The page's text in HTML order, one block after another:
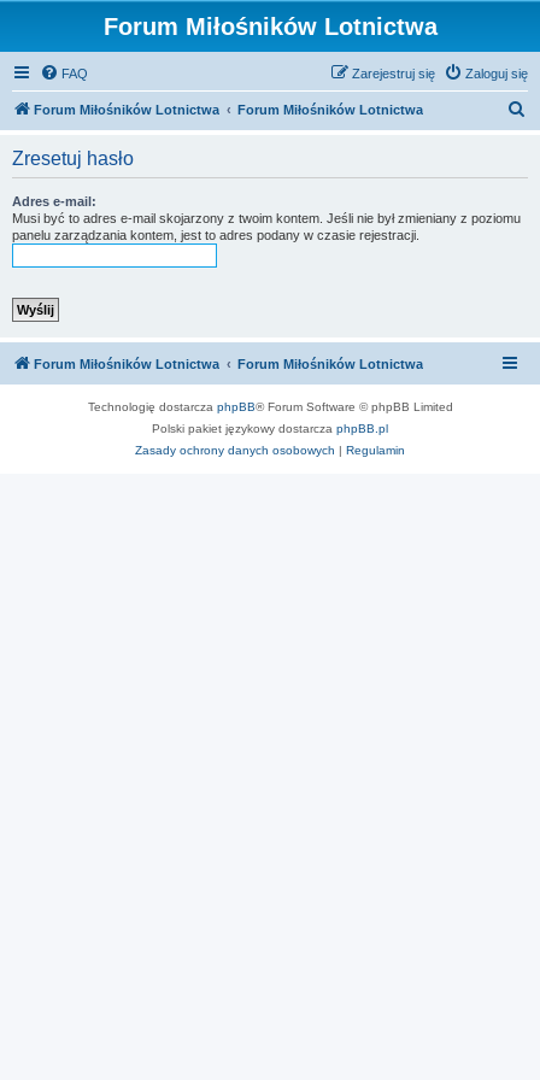
Forum Miłośników Lotnictwa
FAQ Zaloguj się
Zarejestruj się
Forum Miłośników Lotnictwa Forum Miłośników Lotnictwa
Zresetuj hasło
Adres e-mail:
Musi być to adres e-mail skojarzony z twoim kontem. Jeśli nie był zmieniany z poziomu
panelu zarządzania kontem, jest to adres podany w czasie rejestracji.
Forum Miłośników Lotnictwa Forum Miłośników Lotnictwa
Technologię dostarcza phpBB® Forum Software © phpBB Limited
Polski pakiet językowy dostarcza phpBB.pl
Zasady ochrony danych osobowych | Regulamin